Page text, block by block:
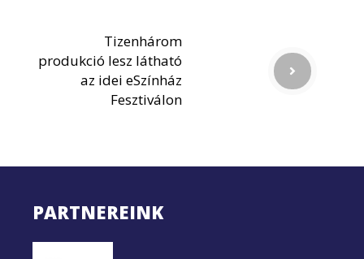
Tizenhárom
produkció lesz látható
az idei eSzínház
Fesztiválon
PARTNEREINK